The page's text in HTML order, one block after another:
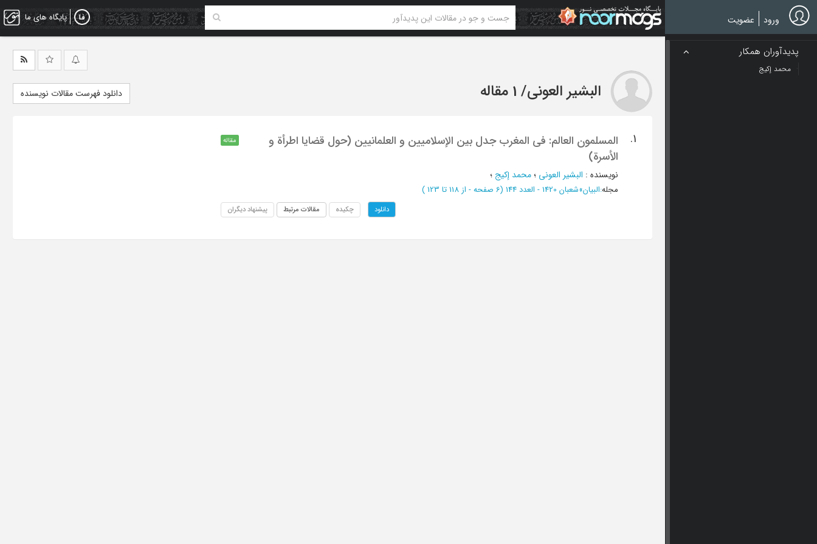
Skip
to
main
پایگاه های ما ورود عضویت
پدیدآوران همکار
محمد إکیج
البشیر العونی/ 1 مقاله دانلود فهرست مقالات نویسنده
1.
المسلمون العالم: فی المغرب جدل بین الإسلامیین و العلمانیین (حول قضایا اطرأة و
الأسرة)
مقاله
نویسنده : البشیر العونی ؛محمد إکیج ؛
مجله:البیان»شعبان 1420 - العدد 144 (‎6 صفحه - از 118 تا 123 )
دانلود چکیده مقالات مرتبط پیشنهاد دیگران